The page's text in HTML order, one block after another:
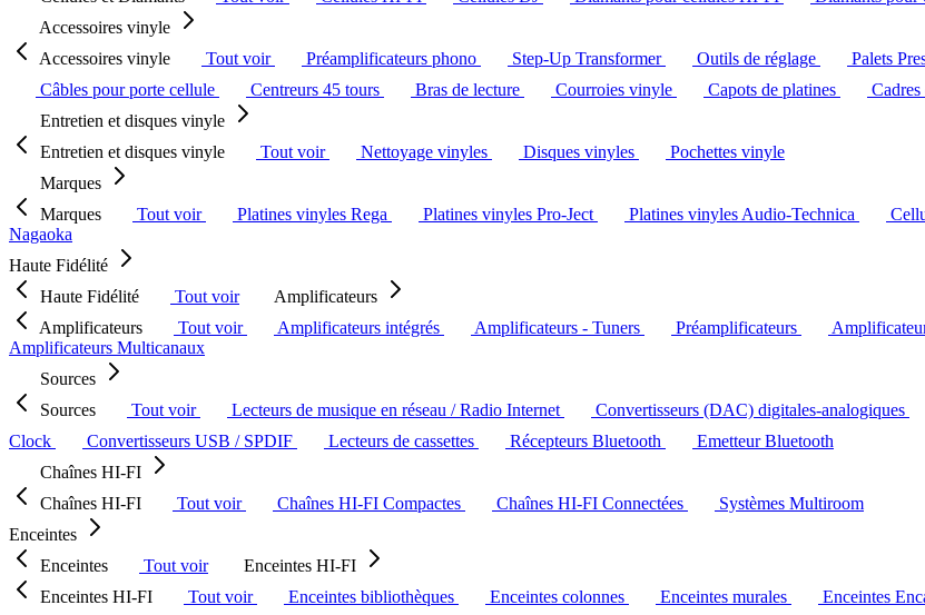
Accessoires vinyle
Accessoires vinyle
Tout voir Préamplificateurs phono Step-Up Transformer Outils de réglage Palets
Câbles pour porte cellule
Centreurs 45 tours Bras de lecture Courroies vinyle Capots de platines
Entretien et disques vinyle
Entretien et disques vinyle
Tout voir Nettoyage vinyles Disques vinyles
Pochettes vinyle
Marques
Marques
Tout voir Platines vinyles Rega Platines vinyles Pro-Ject Platines vinyles Audio-Technica
Nagaoka
Haute Fidélité
Haute Fidélité
Tout voir
Amplificateurs
Amplificateurs
Tout voir Amplificateurs intégrés Amplificateurs - Tuners Préamplificateurs
Amplificateurs Multicanaux
Sources
Sources
Tout voir Lecteurs de musique en réseau / Radio Internet Convertisseurs (DAC) digitales-analogiques
Clock
Convertisseurs USB / SPDIF Lecteurs de cassettes Récepteurs Bluetooth
Emetteur Bluetooth
Chaînes HI-FI
Chaînes HI-FI
Tout voir Chaînes HI-FI Compactes Chaînes HI-FI Connectées
Systèmes Multiroom
Enceintes
Enceintes
Tout voir
Enceintes HI-FI
Enceintes HI-FI
Tout voir Enceintes bibliothèques Enceintes colonnes Enceintes murales Enceintes